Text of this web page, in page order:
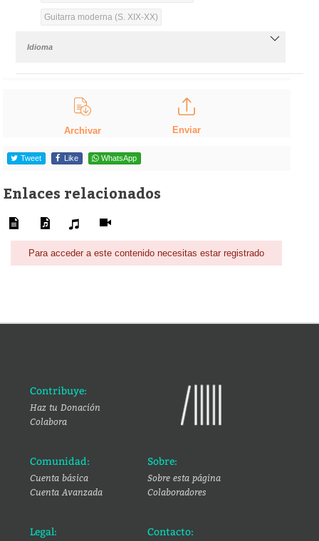
Guitarra moderna (S. XIX-XX)
Idioma
Archivar Enviar
Tweet Like WhatsApp
Enlaces relacionados
Para acceder a este contenido necesitas estar registrado
Contribuye:
Haz tu Donación
Colabora
Comunidad:
Cuenta básica
Cuenta Avanzada
Sobre:
Sobre esta página
Colaboradores
Legal: Contacto: